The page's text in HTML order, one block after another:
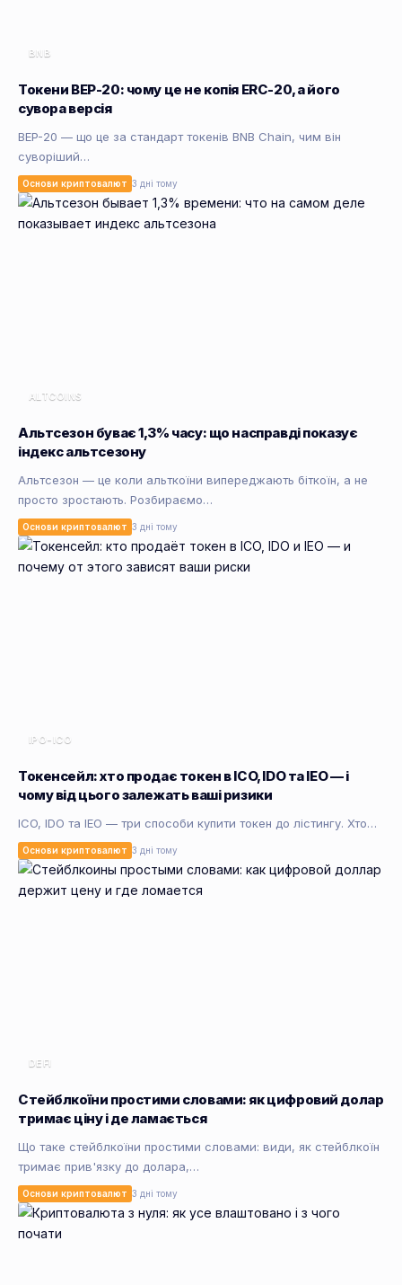
BNB
Токени BEP-20: чому це не копія ERC-20, а його
сувора версія
BEP-20 — що це за стандарт токенів BNB Chain, чим він
суворіший…
Основи криптовалют 3 дні тому
ALTCOINS
Альтсезон буває 1,3% часу: що насправді показує
індекс альтсезону
Альтсезон — це коли альткоїни випереджають біткоїн, а не
просто зростають. Розбираємо…
Основи криптовалют 3 дні тому
IPO-ICO
Токенсейл: хто продає токен в ICO, IDO та IEO — і
чому від цього залежать ваші ризики
ICO, IDO та IEO — три способи купити токен до лістингу. Хто…
Основи криптовалют 3 дні тому
DEFI
Стейблкоїни простими словами: як цифровий долар
тримає ціну і де ламається
Що таке стейблкоїни простими словами: види, як стейблкоїн
тримає прив'язку до долара,…
Основи криптовалют 3 дні тому